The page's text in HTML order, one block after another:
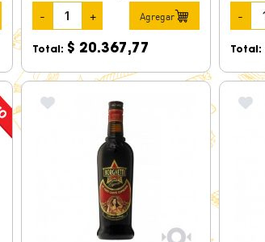
- + Agregar
Total: $ 20.367,77
-
Total: